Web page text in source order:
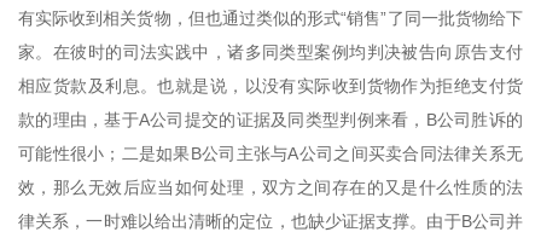
有实际收到相关货物，但也通过类似的形式“销售”了同一批货物给下
家。在彼时的司法实践中，诸多同类型案例均判决被告向原告支付
相应货款及利息。也就是说，以没有实际收到货物作为拒绝支付货
款的理由，基于A公司提交的证据及同类型判例来看，B公司胜诉的
可能性很小；二是如果B公司主张与A公司之间买卖合同法律关系无
效，那么无效后应当如何处理，双方之间存在的又是什么性质的法
律关系，一时难以给出清晰的定位，也缺少证据支撑。由于B公司并